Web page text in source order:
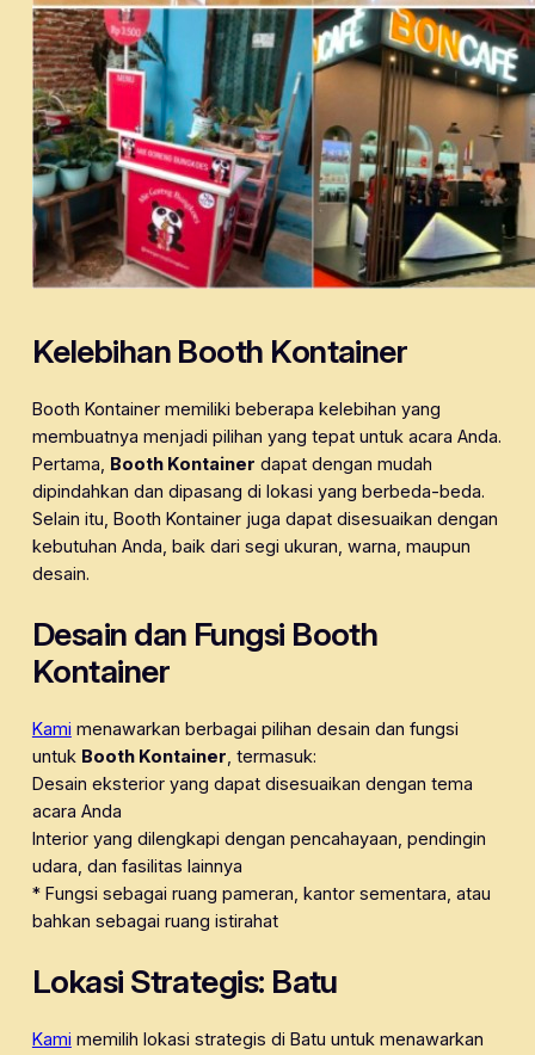
Kelebihan Booth Kontainer
Booth Kontainer memiliki beberapa kelebihan yang
membuatnya menjadi pilihan yang tepat untuk acara Anda.
Pertama, Booth Kontainer dapat dengan mudah
dipindahkan dan dipasang di lokasi yang berbeda-beda.
Selain itu, Booth Kontainer juga dapat disesuaikan dengan
kebutuhan Anda, baik dari segi ukuran, warna, maupun
desain.
Desain dan Fungsi Booth
Kontainer
Kami menawarkan berbagai pilihan desain dan fungsi
untuk Booth Kontainer, termasuk:
Desain eksterior yang dapat disesuaikan dengan tema
acara Anda
Interior yang dilengkapi dengan pencahayaan, pendingin
udara, dan fasilitas lainnya
* Fungsi sebagai ruang pameran, kantor sementara, atau
bahkan sebagai ruang istirahat
Lokasi Strategis: Batu
Kami memilih lokasi strategis di Batu untuk menawarkan